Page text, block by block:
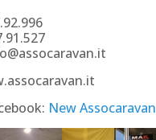
New Assocaravan